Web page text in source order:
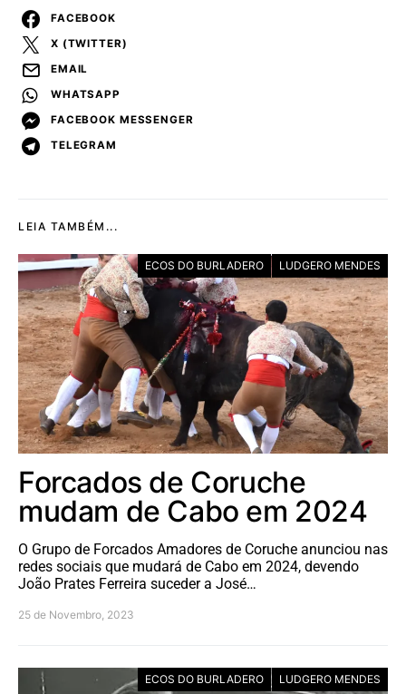
FACEBOOK
X (TWITTER)
EMAIL
WHATSAPP
FACEBOOK MESSENGER
TELEGRAM
LEIA TAMBÉM...
ECOS DO BURLADERO LUDGERO MENDES
Forcados de Coruche
mudam de Cabo em 2024
O Grupo de Forcados Amadores de Coruche anunciou nas
redes sociais que mudará de Cabo em 2024, devendo
João Prates Ferreira suceder a José…
25 de Novembro, 2023
ECOS DO BURLADERO LUDGERO MENDES